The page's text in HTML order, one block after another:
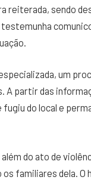
reiterada, sendo
um
A partir das
do local e
do ato de
os familiares dela.